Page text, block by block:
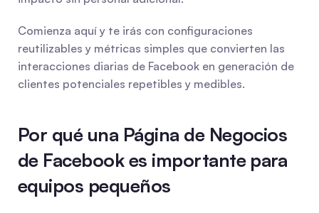
Comienza aquí y te irás con configuraciones
reutilizables y métricas simples que convierten las
interacciones diarias de Facebook en generación de
clientes potenciales repetibles y medibles.
Por qué una Página de Negocios
de Facebook es importante para
equipos pequeños